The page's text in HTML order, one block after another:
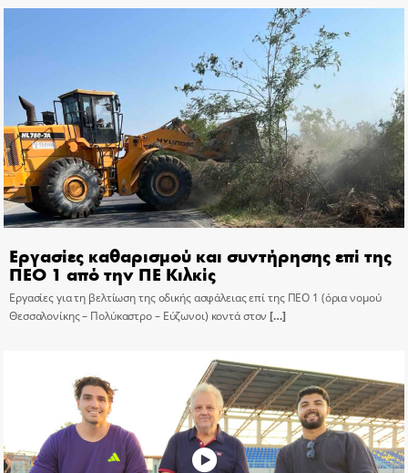
Εργασίες καθαρισμού και συντήρησης επί της
ΠΕΟ 1 από την ΠΕ Κιλκίς
Εργασίες για τη βελτίωση της οδικής ασφάλειας επί της ΠΕΟ 1 (όρια νομού
Θεσσαλονίκης – Πολύκαστρο – Εύζωνοι) κοντά στον […]